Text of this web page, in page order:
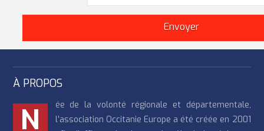
À PROPOS
N
ée de la volonté régionale et départementale,
l’association Occitanie Europe a été créée en 2001